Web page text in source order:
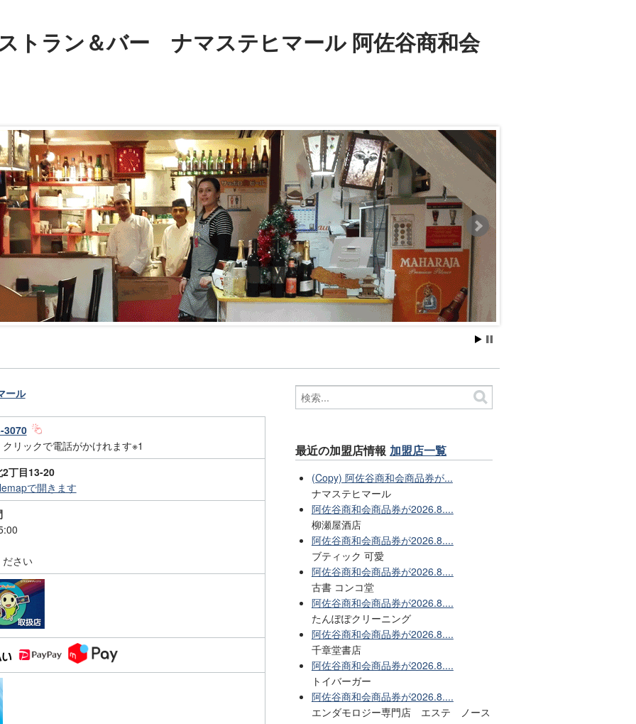
ラン＆バー ナマステヒマール 阿佐谷商和会
ール
3070
リックで電話がかけれます※1
丁目13-20
で開きます
さい
最近の加盟店情報 加盟店一覧
(Copy) 阿佐谷商和会商品券が...
ナマステヒマール
阿佐谷商和会商品券が2026.8....
柳瀬屋酒店
阿佐谷商和会商品券が2026.8....
ブティック 可愛
阿佐谷商和会商品券が2026.8....
古書 コンコ堂
阿佐谷商和会商品券が2026.8....
たんぽぽクリーニング
阿佐谷商和会商品券が2026.8....
千章堂書店
阿佐谷商和会商品券が2026.8....
トイバーガー
阿佐谷商和会商品券が2026.8....
エンダモロジー専門店 エステ ノース